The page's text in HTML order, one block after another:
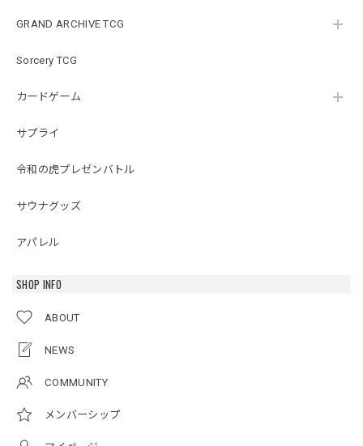
GRAND ARCHIVE TCG
Sorcery TCG
カードゲーム
サプライ
令和の虎プレゼンバトル
サウナグッズ
アパレル
SHOP INFO
ABOUT
NEWS
COMMUNITY
メンバーシップ